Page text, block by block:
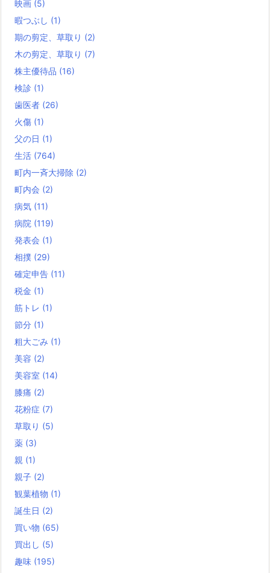
映画 (5)
暇つぶし (1)
期の剪定、草取り (2)
木の剪定、草取り (7)
株主優待品 (16)
検診 (1)
歯医者 (26)
火傷 (1)
父の日 (1)
生活 (764)
町内一斉大掃除 (2)
町内会 (2)
病気 (11)
病院 (119)
発表会 (1)
相撲 (29)
確定申告 (11)
税金 (1)
筋トレ (1)
節分 (1)
粗大ごみ (1)
美容 (2)
美容室 (14)
膝痛 (2)
花粉症 (7)
草取り (5)
薬 (3)
親 (1)
親子 (2)
観葉植物 (1)
誕生日 (2)
買い物 (65)
買出し (5)
趣味 (195)